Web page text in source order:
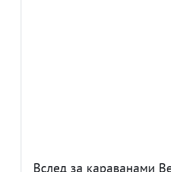
Вслед за караванами